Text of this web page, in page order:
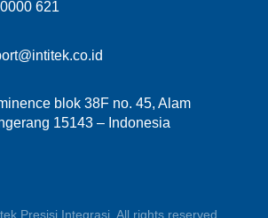
621
blok 38F no. 45, Alam
15143 – Indonesia
Presisi Integrasi. All rights reserved.